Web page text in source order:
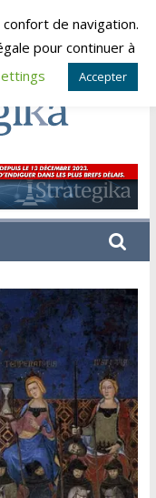
de navigation.
pour continuer à
Accepter